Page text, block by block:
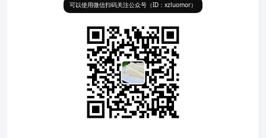
可以使用微信扫码关注公众号（ID：xzluomor）